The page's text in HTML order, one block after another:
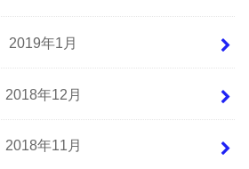
2019年1月
2018年12月
2018年11月